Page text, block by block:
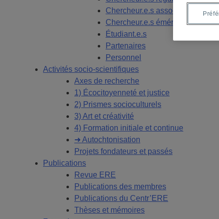
Chercheur.e.s associé.e.s
Chercheur.e.s émérites
Étudiant.e.s
Partenaires
Personnel
Activités socio-scientifiques
Axes de recherche
1) Écocitoyenneté et justice
2) Prismes socioculturels
3) Art et créativité
4) Formation initiale et continue
➜ Autochtonisation
Projets fondateurs et passés
Publications
Revue ERE
Publications des membres
Publications du Centr’ERE
Thèses et mémoires